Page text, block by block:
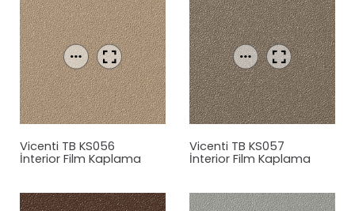
Vicenti TB KS056
İnterior Film Kaplama
Vicenti TB KS057
İnterior Film Kaplama